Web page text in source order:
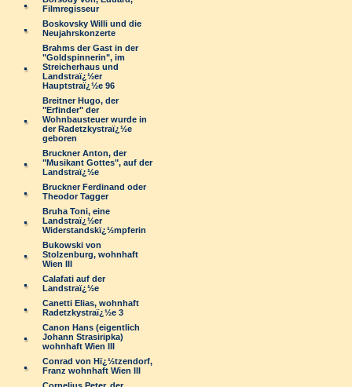
Filmregisseur
Boskovsky Willi und die
Neujahrskonzerte
Brahms der Gast in der
"Goldspinnerin", im
Streicherhaus und
Landstraï¿½er
Hauptstraï¿½e 96
Breitner Hugo, der
"Erfinder" der
Wohnbausteuer wurde in
der Radetzkystraï¿½e
geboren
Bruckner Anton, der
"Musikant Gottes", auf der
Landstraï¿½e
Bruckner Ferdinand oder
Theodor Tagger
Bruha Toni, eine
Landstraï¿½er
Widerstandskï¿½mpferin
Bukowski von
Stolzenburg, wohnhaft
Wien III
Calafati auf der
Landstraï¿½e
Canetti Elias, wohnhaft
Radetzkystraï¿½e 3
Canon Hans (eigentlich
Johann Strasiripka)
wohnhaft Wien III
Conrad von Hï¿½tzendorf,
Franz wohnhaft Wien III